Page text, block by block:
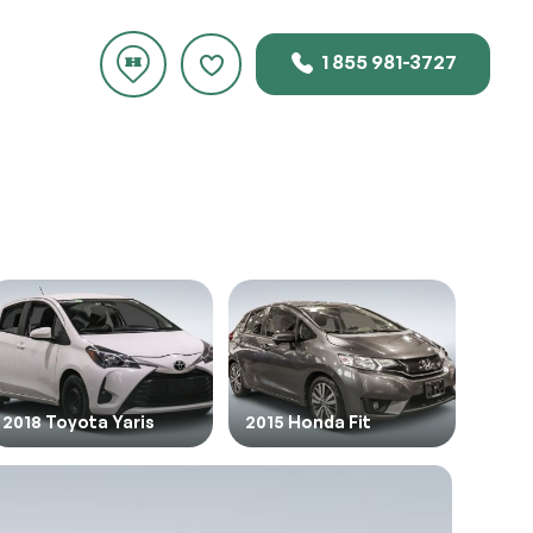
1 855 981-3727
2018 Toyota Yaris 2015 Honda Fit